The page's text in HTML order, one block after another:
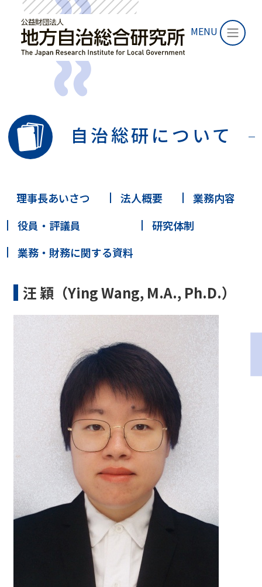
MENU
自治総研について
理事長あいさつ 法人概要
業務内容
役員・評議員
研究体制
業務・財務に関する資料
汪 穎（Ying Wang, M.A., Ph.D.）